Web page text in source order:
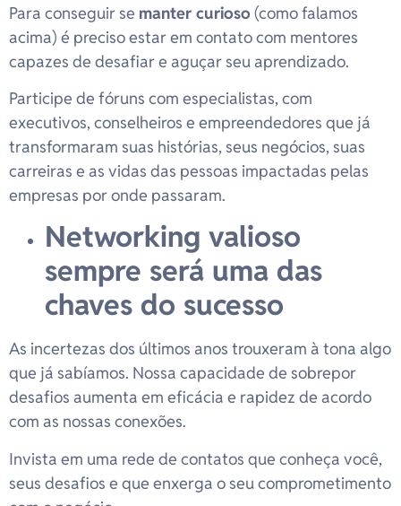
Para conseguir se manter curioso (como falamos
acima) é preciso estar em contato com mentores
capazes de desafiar e aguçar seu aprendizado.
Participe de fóruns com especialistas, com
executivos, conselheiros e empreendedores que já
transformaram suas histórias, seus negócios, suas
carreiras e as vidas das pessoas impactadas pelas
empresas por onde passaram.
Networking valioso
sempre será uma das
chaves do sucesso
As incertezas dos últimos anos trouxeram à tona algo
que já sabíamos. Nossa capacidade de sobrepor
desafios aumenta em eficácia e rapidez de acordo
com as nossas conexões.
Invista em uma rede de contatos que conheça você,
seus desafios e que enxerga o seu comprometimento